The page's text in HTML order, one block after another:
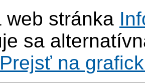
web stránka
sa
Prejsť na